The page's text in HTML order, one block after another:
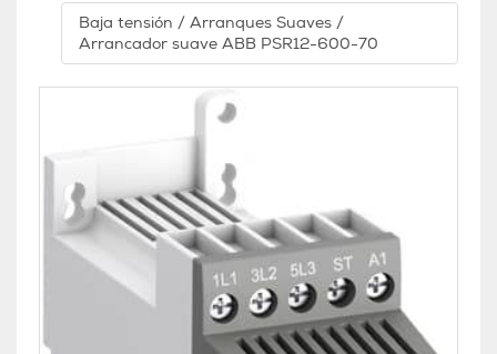
Baja tensión / Arranques Suaves /
Arrancador suave ABB PSR12-600-70